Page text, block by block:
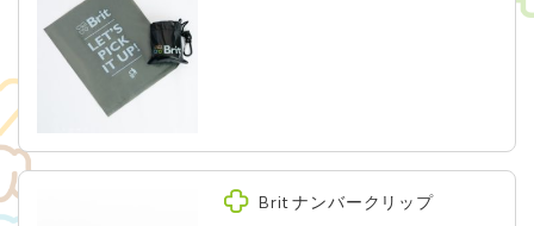
Brit ナンバークリップ